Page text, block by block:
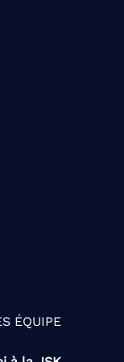
ÉQUIPE